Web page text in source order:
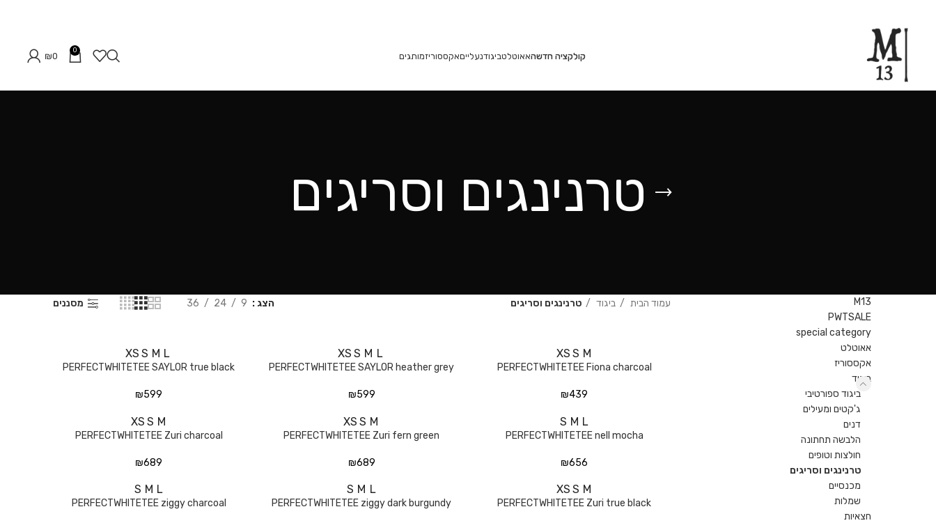
קולקציה חדשהאאוטלטביגודנעלייםאקססוריזמותגים
0
₪0
טרנינגים וסריגים
M13
PWTSALE
special category
אאוטלט
אקססוריז
ביגוד
ביגוד ספורטיבי
ג'קטים ומעילים
דנים
הלבשה תחתונה
חולצות וטופים
טרנינגים וסריגים
מכנסיים
שמלות
חצאיות
עמוד הבית ביגוד טרנינגים וסריגים הצג 9
24
36 מסננים
M
S
XS
PERFECTWHITETEE Fiona charcoal
₪439
L
M
S
XS
PERFECTWHITETEE SAYLOR heather grey
₪599
L
M
S
XS
PERFECTWHITETEE SAYLOR true black
₪599
L
M
S
PERFECTWHITETEE nell mocha
₪656
M
S
XS
PERFECTWHITETEE Zuri fern green
₪689
M
S
XS
PERFECTWHITETEE Zuri charcoal
₪689
M
S
XS
PERFECTWHITETEE Zuri true black
L
M
S
PERFECTWHITETEE ziggy dark burgundy
L
M
S
PERFECTWHITETEE ziggy charcoal